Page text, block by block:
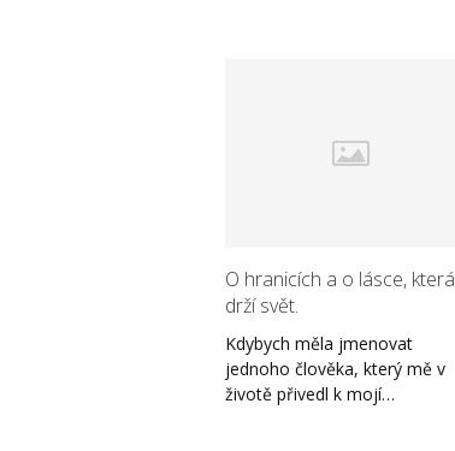
O hranicích a o lásce, která
drží svět.
Kdybych měla jmenovat
jednoho člověka, který mě v
životě přivedl k mojí…